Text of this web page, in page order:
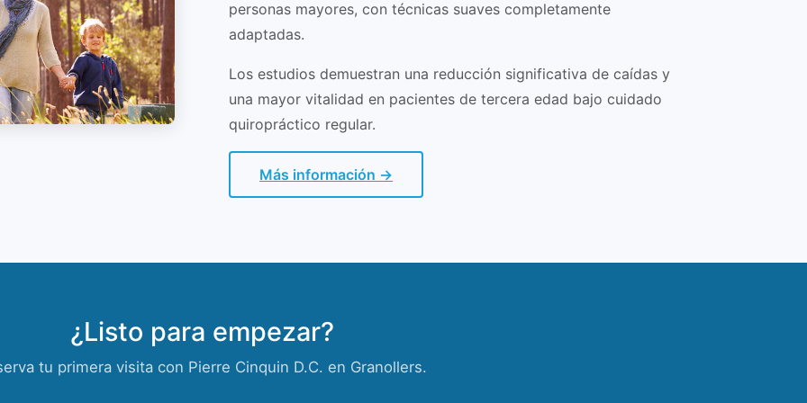
personas mayores, con técnicas suaves completamente
adaptadas.
Los estudios demuestran una reducción significativa de caídas y
una mayor vitalidad en pacientes de tercera edad bajo cuidado
quiropráctico regular.
Más información →
¿Listo para empezar?
tu primera visita con Pierre Cinquin D.C. en Granollers.